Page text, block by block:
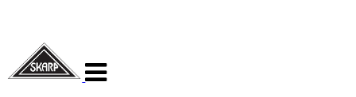
navigasjon